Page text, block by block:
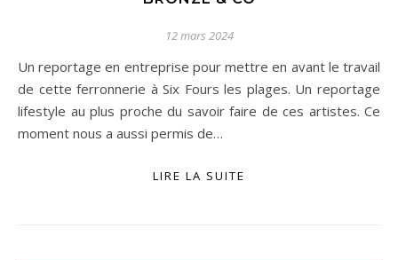
12 mars 2024
Un reportage en entreprise pour mettre en avant le travail
de cette ferronnerie à Six Fours les plages. Un reportage
lifestyle au plus proche du savoir faire de ces artistes. Ce
moment nous a aussi permis de…
LIRE LA SUITE